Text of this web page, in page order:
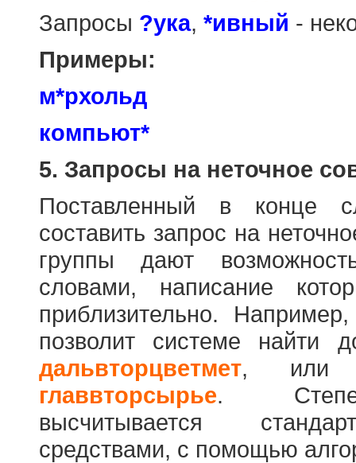
Запросы ?ука, *ивный -
Примеры:
м*рхольд
компьют*
5. Запросы на неточное
Поставленный в конце
составить запрос на
группы дают
словами, написание
приблизительно.
позволит системе найти
дальвторцветмет,
главвторсырье.
высчитывается
средствами, с помощью